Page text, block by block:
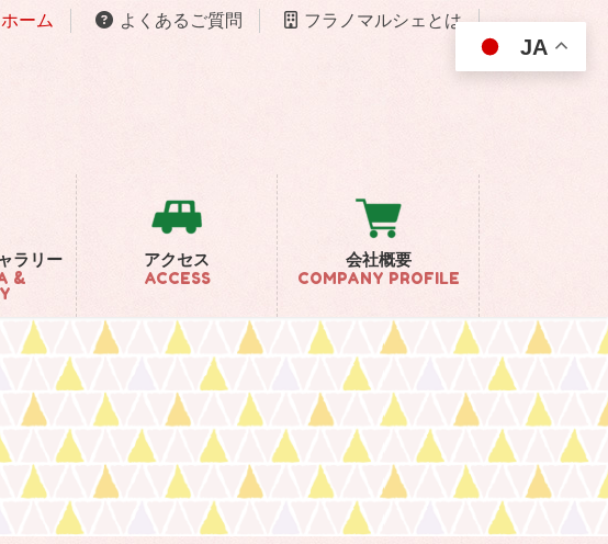
ホーム よくあるご質問 フラノマルシェとは
ラリー
&
アクセス
ACCESS
会社概要
COMPANY PROFILE
JA